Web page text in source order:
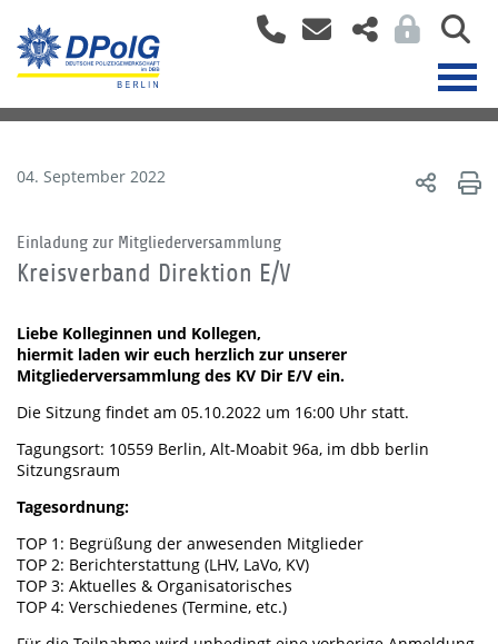
04. September 2022
Einladung zur Mitgliederversammlung
Kreisverband Direktion E/V
Liebe Kolleginnen und Kollegen,
hiermit laden wir euch herzlich zur unserer
Mitgliederversammlung des KV Dir E/V ein.
Die Sitzung findet am 05.10.2022 um 16:00 Uhr statt.
Tagungsort: 10559 Berlin, Alt-Moabit 96a, im dbb berlin
Sitzungsraum
Tagesordnung:
TOP 1: Begrüßung der anwesenden Mitglieder
TOP 2: Berichterstattung (LHV, LaVo, KV)
TOP 3: Aktuelles & Organisatorisches
TOP 4: Verschiedenes (Termine, etc.)